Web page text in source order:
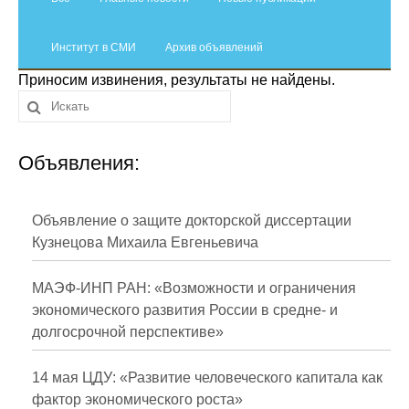
Сотрудники
Отчетность
Противодействие коррупции
Проблемы прогнозирования
О журнале
Номера журналов
Институт в СМИ Архив объявлений
Приносим извинения, результаты не найдены.
Объявления:
Объявление о защите докторской диссертации
Кузнецова Михаила Евгеньевича
МАЭФ-ИНП РАН: «Возможности и ограничения
экономического развития России в средне- и
долгосрочной перспективе»
14 мая ЦДУ: «Развитие человеческого капитала как
фактор экономического роста»